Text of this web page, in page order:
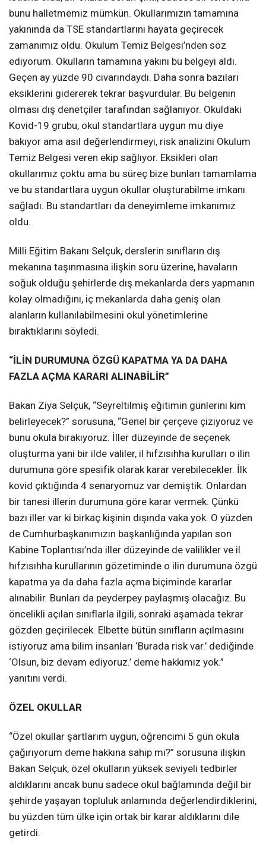
bunu halletmemiz mümkün. Okullarımızın tamamına
yakınında da TSE standartlarını hayata geçirecek
zamanımız oldu. Okulum Temiz Belgesi’nden söz
ediyorum. Okulların tamamına yakını bu belgeyi aldı.
Geçen ay yüzde 90 civarındaydı. Daha sonra bazıları
eksiklerini gidererek tekrar başvurdular. Bu belgenin
olması dış denetçiler tarafından sağlanıyor. Okuldaki
Kovid-19 grubu, okul standartlara uygun mu diye
bakıyor ama asıl değerlendirmeyi, risk analizini Okulum
Temiz Belgesi veren ekip sağlıyor. Eksikleri olan
okullarımız çoktu ama bu süreç bize bunları tamamlama
ve bu standartlara uygun okullar oluşturabilme imkanı
sağladı. Bu standartları da deneyimleme imkanımız
oldu.
Milli Eğitim Bakanı Selçuk, derslerin sınıfların dış
mekanına taşınmasına ilişkin soru üzerine, havaların
soğuk olduğu şehirlerde dış mekanlarda ders yapmanın
kolay olmadığını, iç mekanlarda daha geniş olan
alanların kullanılabilmesini okul yönetimlerine
bıraktıklarını söyledi.
“İLİN DURUMUNA ÖZGÜ KAPATMA YA DA DAHA
FAZLA AÇMA KARARI ALINABİLİR”
Bakan Ziya Selçuk, “Seyreltilmiş eğitimin günlerini kim
belirleyecek?” sorusuna, “Genel bir çerçeve çiziyoruz ve
bunu okula bırakıyoruz. İller düzeyinde de seçenek
oluşturma yani bir ilde valiler, il hıfzısıhha kurulları o ilin
durumuna göre spesifik olarak karar verebilecekler. İlk
kovid çıktığında 4 senaryomuz var demiştik. Onlardan
bir tanesi illerin durumuna göre karar vermek. Çünkü
bazı iller var ki birkaç kişinin dışında vaka yok. O yüzden
de Cumhurbaşkanımızın başkanlığında yapılan son
Kabine Toplantısı’nda iller düzeyinde de valilikler ve il
hıfzısıhha kurullarının gözetiminde o ilin durumuna özgü
kapatma ya da daha fazla açma biçiminde kararlar
alınabilir. Bunları da peyderpey paylaşmış olacağız. Bu
öncelikli açılan sınıflarla ilgili, sonraki aşamada tekrar
gözden geçirilecek. Elbette bütün sınıfların açılmasını
istiyoruz ama bilim insanları ‘Burada risk var.’ dediğinde
‘Olsun, biz devam ediyoruz.’ deme hakkımız yok.”
yanıtını verdi.
ÖZEL OKULLAR
“Özel okullar şartlarım uygun, öğrencimi 5 gün okula
çağırıyorum deme hakkına sahip mi?” sorusuna ilişkin
Bakan Selçuk, özel okulların yüksek seviyeli tedbirler
aldıklarını ancak bunu sadece okul bağlamında değil bir
şehirde yaşayan topluluk anlamında değerlendirdiklerini,
bu yüzden tüm ülke için ortak bir karar aldıklarını dile
getirdi.